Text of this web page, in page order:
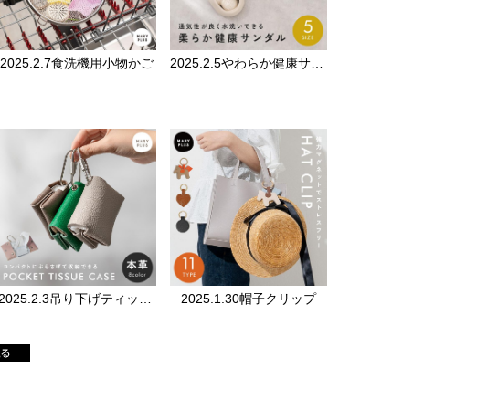
2025.2.7食洗機用小物かご 2025.2.5やわらか健康サンダル
2025.1.30帽子クリップ